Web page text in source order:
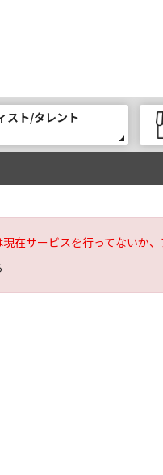
スト/タレント
在サービスを行ってないか、